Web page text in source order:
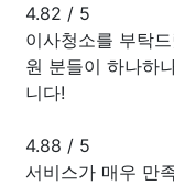
4.82 / 5
이사청소를 부탁
원 분들이 하나하
니다!
4.88 / 5
서비스가 매우 만